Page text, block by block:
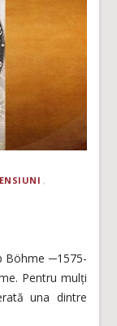
Böhme ─1575-
Pentru mulți
una dintre